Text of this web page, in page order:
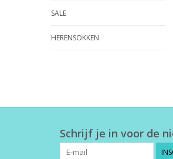
SALE
HERENSOKKEN
Schrijf je in voor de